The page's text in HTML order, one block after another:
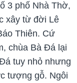
3 phố Nhà Thờ,
xây từ đời Lê
Thiên. Cứ
chùa Bà Đá lại
tuy nhỏ nhưng
tượng gỗ. Ngôi